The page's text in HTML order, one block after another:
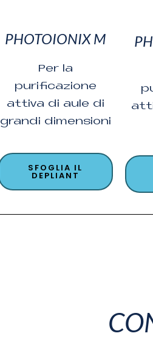
PHOTOIONIX M
Per la
purificazione
attiva di aule di
grandi dimensioni
SFOGLIA IL
DEPLIANT